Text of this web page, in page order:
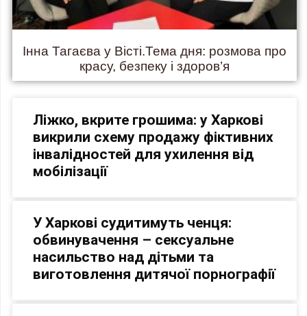
Інна Тагаєва у Вісті.Тема дня: розмова про
красу, безпеку і здоров’я
Ліжко, вкрите грошима: у Харкові
викрили схему продажу фіктивних
інвалідностей для ухилення від
мобілізації
У Харкові судитимуть ченця:
обвинувачення – сексуальне
насильство над дітьми та
виготовлення дитячої порнографії